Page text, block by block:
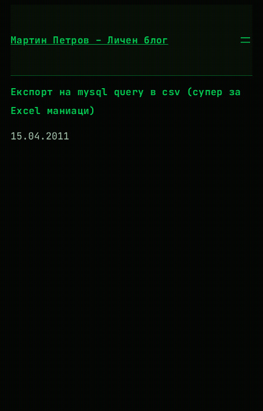
Мартин Петров – Личен блог
Експорт на mysql query в csv (супер за
Excel маниаци)
15.04.2011